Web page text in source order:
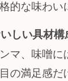
的な味わい
しい具材構
マ、味噌に
の満足感だ